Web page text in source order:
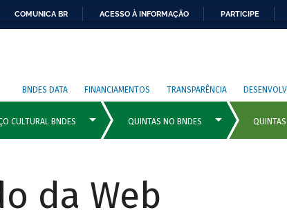
COMUNICA BR ACESSO À INFORMAÇÃO PARTICIPE
BNDES DATA FINANCIAMENTOS TRANSPARÊNCIA
da Web